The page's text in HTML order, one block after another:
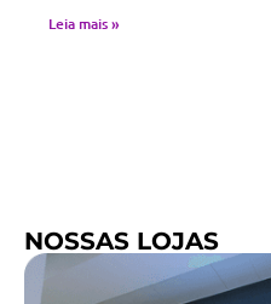
Leia mais »
NOSSAS LOJAS